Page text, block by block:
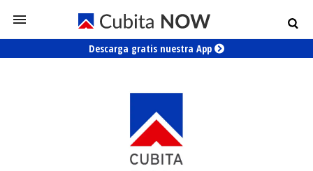
Descarga gratis nuestra App